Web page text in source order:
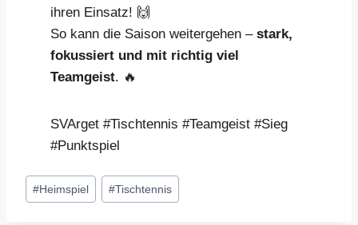
ihren Einsatz! 🙌
So kann die Saison weitergehen – stark,
fokussiert und mit richtig viel
Teamgeist. 🔥
SVArget #Tischtennis #Teamgeist #Sieg
#Punktspiel
Schlagworte:
#Heimspiel #Tischtennis